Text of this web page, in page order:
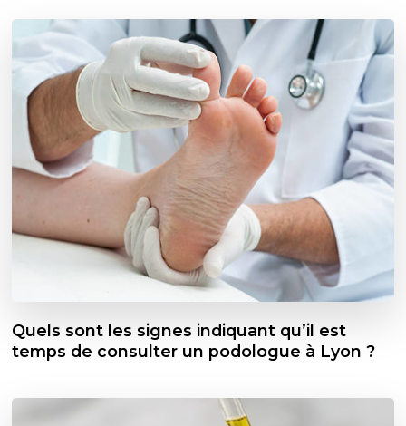
Quels sont les signes indiquant qu’il est
temps de consulter un podologue à Lyon ?